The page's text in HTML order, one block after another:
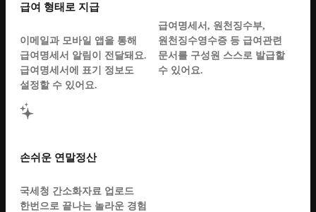
급여 형태로 지급
이메일과 모바일 앱을 통해
급여명세서 알림이 전달돼요.
급여명세서에 표기 정보도
설정할 수 있어요.
급여명세서, 원천징수부,
원천징수영수증 등 급여관련
문서를 구성원 스스로 발급할
수 있어요.
손쉬운 연말정산
국세청 간소화자료 업로드
한번으로 끝나는 놀라운 경험